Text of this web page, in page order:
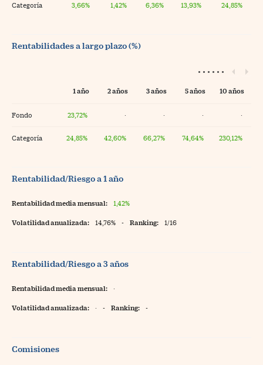
Categoría 3,66% 1,42% 6,36% 13,93% 24,85%
Rentabilidades a largo plazo (%)
1 año 2 años 3 años 5 años 10 años
Fondo 23,72% · · · ·
Categoría 24,85% 42,60% 66,27% 74,64% 230,12%
Rentabilidad/Riesgo a 1 año
Rentabilidad media mensual: 1,42%
Volatilidad anualizada: 14,76% - Ranking: 1/16
Rentabilidad/Riesgo a 3 años
Rentabilidad media mensual: ·
Volatilidad anualizada: · - Ranking: -
Comisiones